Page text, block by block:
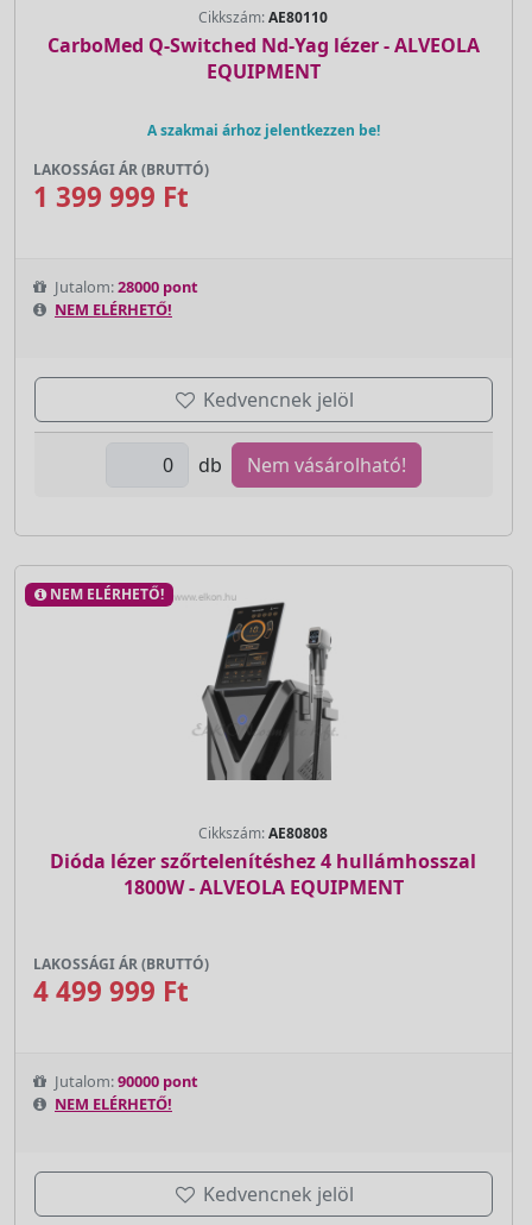
Cikkszám:AE80110
CarboMed Q-Switched Nd-Yag lézer - ALVEOLA
EQUIPMENT
A szakmai árhoz jelentkezzen be!
LAKOSSÁGI ÁR (BRUTTÓ)
1 399 999 Ft
Jutalom:28000 pont
NEM ELÉRHETŐ!
Kedvencnek jelöl
db Nem vásárolható!
NEM ELÉRHETŐ!
Cikkszám:AE80808
Dióda lézer szőrtelenítéshez 4 hullámhosszal
1800W - ALVEOLA EQUIPMENT
LAKOSSÁGI ÁR (BRUTTÓ)
4 499 999 Ft
Jutalom:90000 pont
NEM ELÉRHETŐ!
Kedvencnek jelöl